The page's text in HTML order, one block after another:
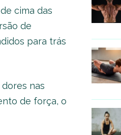
cima das
de
para trás
nas
de força, o